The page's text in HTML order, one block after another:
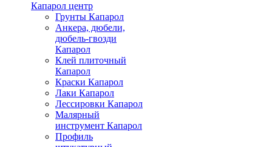
Капарол центр
Грунты Капарол
Анкера, дюбели,
дюбель-гвозди
Капарол
Клей плиточный
Капарол
Краски Капарол
Лаки Капарол
Лессировки Капарол
Малярный
инструмент Капарол
Профиль